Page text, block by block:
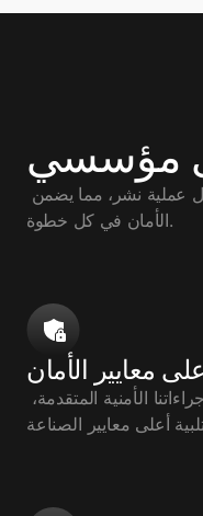
مؤسسي
الأمان في كل خطوة.
معايير الأمان